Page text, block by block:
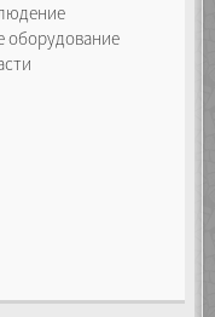
оборудование